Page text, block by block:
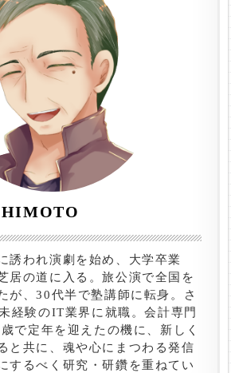
誘われ演劇を始め、大学卒業
居の道に入る。旅公演で全国を
が、30代半で塾講師に転身。さ
経験のIT業界に就職。会計専門
で定年を迎えたの機に、新しく
と共に、魂や心にまつわる発信
するべく研究・研鑽を重ねてい